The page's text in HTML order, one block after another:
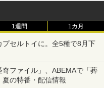
1週間 1カ月
セルトイに。全5種で8月下
ファイル」、ABEMAで「葬
の特番・配信情報